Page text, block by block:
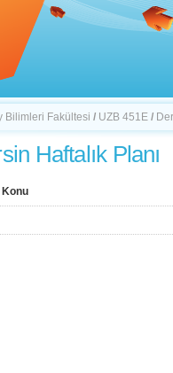
Bilimleri Fakültesi / UZB 451E /
Haftalık Planı
Konu